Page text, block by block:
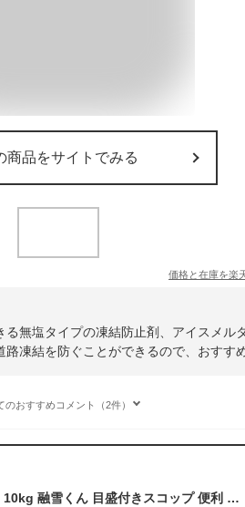
商品をサイトでみる
価格と在庫を楽
無塩タイプの凍結防止剤、アイスメル
凍結を防ぐことができるので、おすす
のおすすめコメント（2件）
【お得な融雪セット】10kg 融雪くん 目盛付きスコップ 便利 日本製 雪対策 融雪剤 融雪剤散布M 目盛付き 250g 凍結防止剤 凍結防止 スリップ防止 アスファルト 駐車場 融雪君 雪 アイスバーン 車庫 カーポート 階段 玄関先 道路 雪国 コンパル 対策 防災 除雪 スコップ